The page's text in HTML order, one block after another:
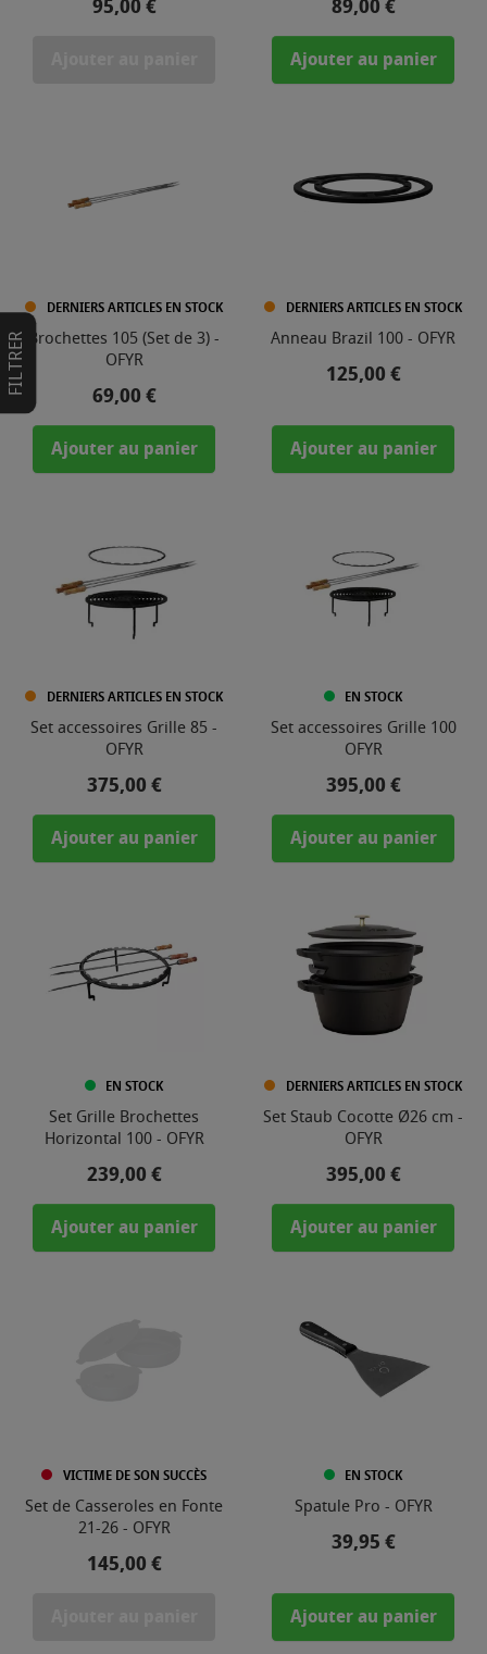
FILTRER
95,00 € 89,00 €
Ajouter au panier
DERNIERS ARTICLES EN STOCK
Brochettes 105 (Set de 3) -
OFYR
Prix
69,00 €
Ajouter au panier
DERNIERS ARTICLES EN STOCK
Anneau Brazil 100 - OFYR
Prix
125,00 €
Ajouter au panier
DERNIERS ARTICLES EN STOCK
Set accessoires Grille 85 -
OFYR
Prix
375,00 €
Ajouter au panier
EN STOCK
Set accessoires Grille 100
OFYR
Prix
395,00 €
Ajouter au panier
EN STOCK
Set Grille Brochettes
Horizontal 100 - OFYR
Prix
239,00 €
Ajouter au panier
DERNIERS ARTICLES EN STOCK
Set Staub Cocotte Ø26 cm -
OFYR
Prix
395,00 €
Ajouter au panier
VICTIME DE SON SUCCÈS
Set de Casseroles en Fonte
21-26 - OFYR
Prix
145,00 €
EN STOCK
Spatule Pro - OFYR
Prix
39,95 €
Ajouter au panier